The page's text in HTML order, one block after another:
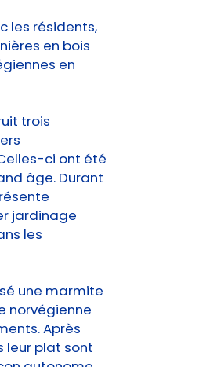
les résidents,
en bois
en
trois
ci ont été
âge. Durant
jardinage
les
une marmite
norvégienne
Après
leur plat sont